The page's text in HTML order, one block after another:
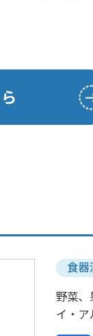
食器
野菜、
イ・ア